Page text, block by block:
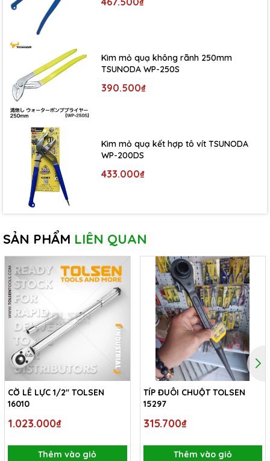
Kìm mỏ quạ không rãnh 250mm
TSUNODA WP-250S
390.500₫
Kìm mỏ quạ kết hợp tô vít TSUNODA
WP-200DS
433.000₫
SẢN PHẨM LIÊN QUAN
CỜ LÊ LỰC 1/2'' TOLSEN
16010
1.023.000₫
Thêm vào giỏ
TÍP ĐUÔI CHUỘT TOLSEN
15297
315.700₫
Thêm vào giỏ